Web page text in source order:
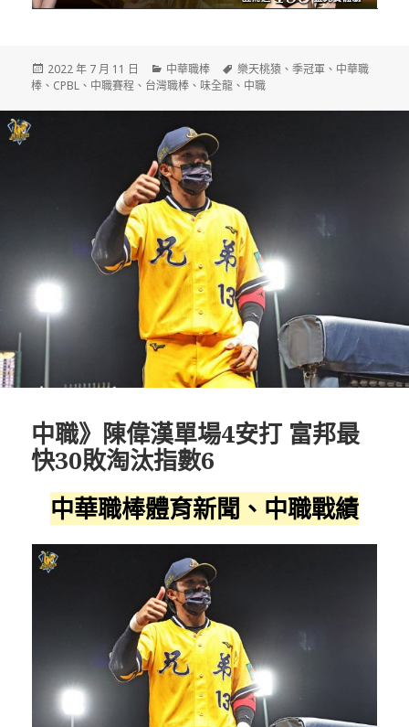
發
佈
2022 年 7 月 11 日
分
類
中華職棒
標
籤
樂天桃猿 、季冠軍 、 中華職
棒 、 CPBL 、 中職賽程 、 台灣職棒 、 味全龍 、 中職
中職》陳偉漢單場4安打 富邦最
快30敗淘汰指數6
中華職棒體育新聞、中職戰績